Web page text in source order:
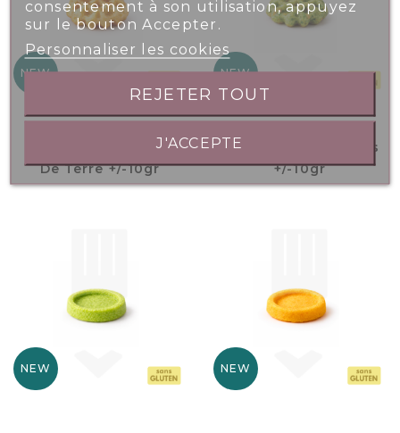
NEW
Mini Gaufre Pomme
De Terre +/-10gr
NEW
Mini Gaufre Légumes
+/-10gr
NEW NEW
consentement à son utilisation, appuyez
sur le bouton Accepter.
Personnaliser les cookies
REJETER TOUT
J'ACCEPTE